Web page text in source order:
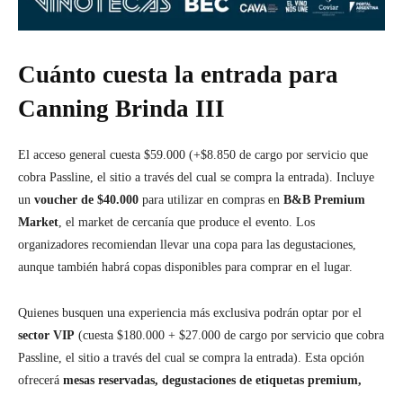
Cuánto cuesta la entrada para
Canning Brinda III
El acceso general cuesta $59.000 (+$8.850 de cargo por servicio que
cobra Passline, el sitio a través del cual se compra la entrada). Incluye
un voucher de $40.000 para utilizar en compras en B&B Premium
Market, el market de cercanía que produce el evento. Los
organizadores recomiendan llevar una copa para las degustaciones,
aunque también habrá copas disponibles para comprar en el lugar.
Quienes busquen una experiencia más exclusiva podrán optar por el
sector VIP (cuesta $180.000 + $27.000 de cargo por servicio que cobra
Passline, el sitio a través del cual se compra la entrada). Esta opción
ofrecerá mesas reservadas, degustaciones de etiquetas premium,